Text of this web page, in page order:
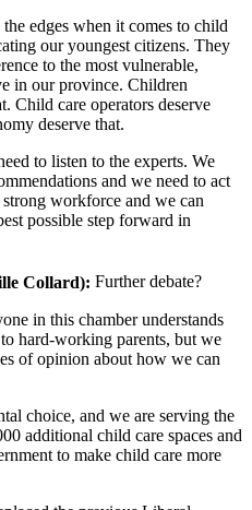
edges when it comes to child
our youngest citizens. They
to the most vulnerable,
in our province. Children
Child care operators deserve
deserve that.
to listen to the experts. We
and we need to act
workforce and we can
possible step forward in
Collard): Further debate?
in this chamber understands
hard-working parents, but we
of opinion about how we can
choice, and we are serving the
additional child care spaces and
to make child care more